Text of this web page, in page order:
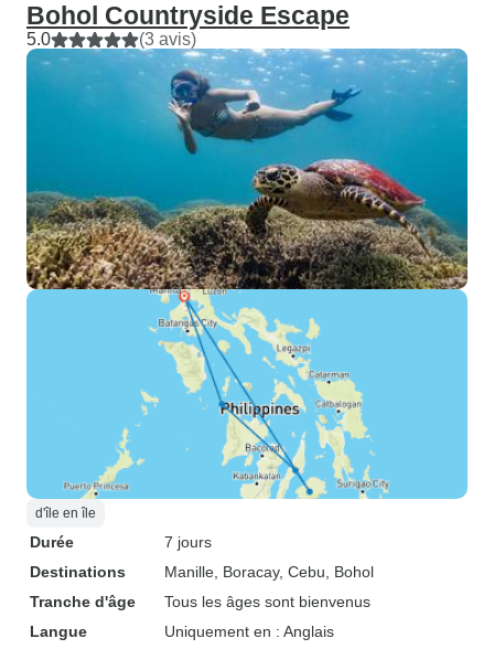
Bohol Countryside Escape
5.0 (3 avis)
d'île en île
Durée
7 jours
Destinations
Manille , Boracay, Cebu , Bohol
Tranche d'âge
Tous les âges sont bienvenus
Langue
Uniquement en : Anglais